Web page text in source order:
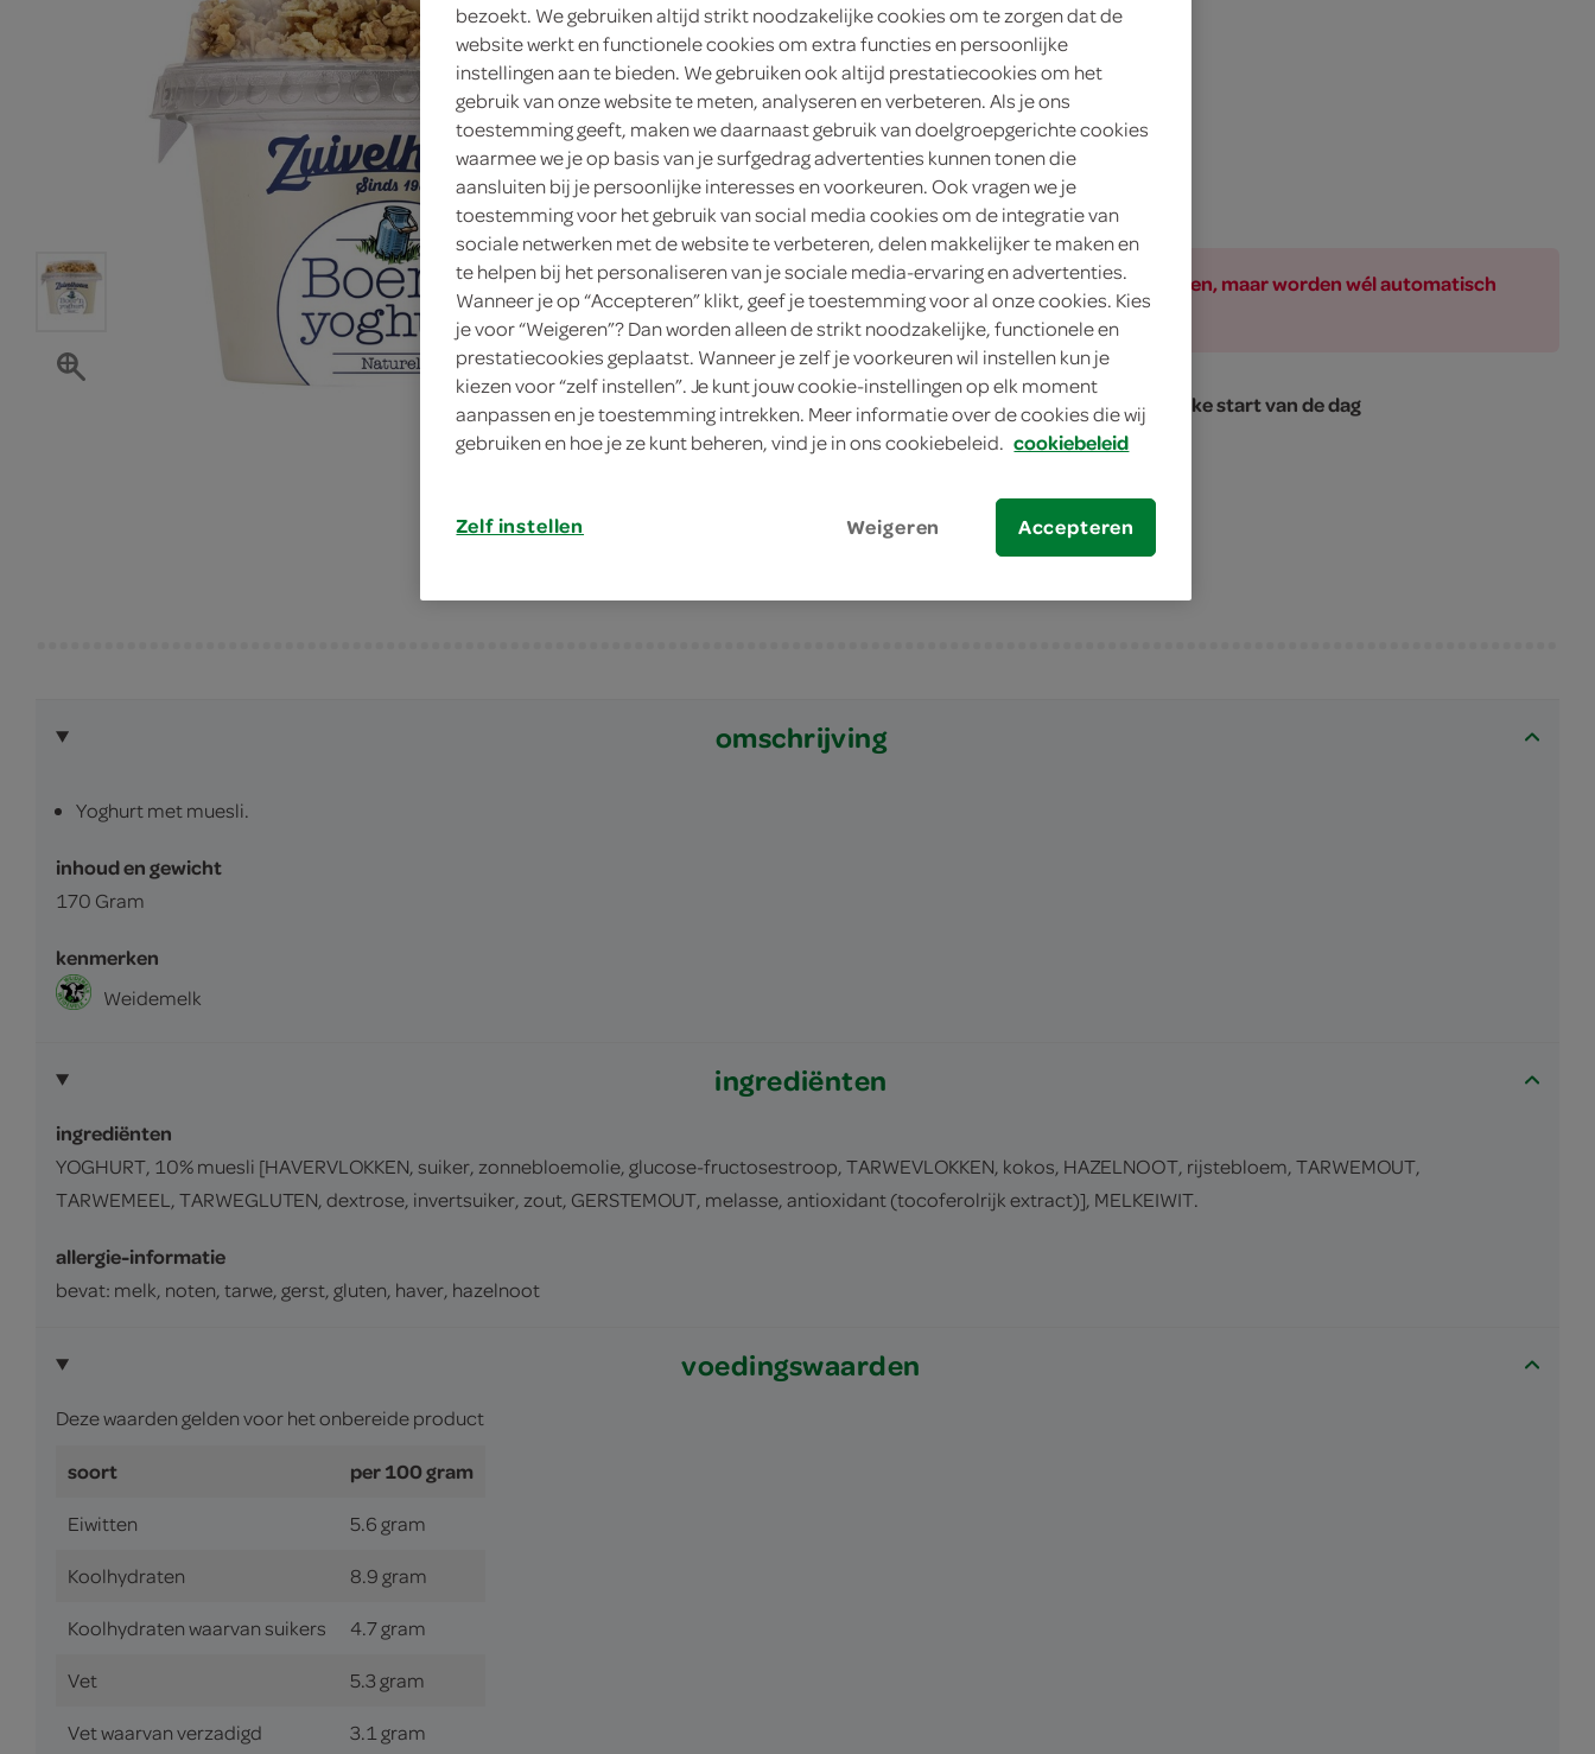
2.
15
170 Gram
in winkelmand
Let op: aanbiedingen zijn niet zichtbaar bij de producten, maar worden wél automatisch
verwerkt in de winkelmand.
combineer zachte yoghurt met muesli voor een makkelijke start van de dag
boer'n yoghurt naturel met muesli
handig voor onderweg
omschrijving
Yoghurt met muesli.
inhoud en gewicht
170 Gram
kenmerken
Weidemelk
ingrediënten
ingrediënten
YOGHURT, 10% muesli [HAVERVLOKKEN, suiker, zonnebloemolie, glucose-fructosestroop, TARWEVLOKKEN, kokos, HAZELNOOT, rijstebloem, TARWEMOUT,
TARWEMEEL, TARWEGLUTEN, dextrose, invertsuiker, zout, GERSTEMOUT, melasse, antioxidant (tocoferolrijk extract)], MELKEIWIT.
allergie-informatie
bevat: melk, noten, tarwe, gerst, gluten, haver, hazelnoot
voedingswaarden
Deze waarden gelden voor het onbereide product
soort per 100 gram
Eiwitten 5.6 gram
Koolhydraten 8.9 gram
Koolhydraten waarvan suikers 4.7 gram
Vet 5.3 gram
Vet waarvan verzadigd 3.1 gram
bezoekt. We gebruiken altijd strikt noodzakelijke cookies om te zorgen dat de
website werkt en functionele cookies om extra functies en persoonlijke
instellingen aan te bieden. We gebruiken ook altijd prestatiecookies om het
gebruik van onze website te meten, analyseren en verbeteren. Als je ons
toestemming geeft, maken we daarnaast gebruik van doelgroepgerichte cookies
waarmee we je op basis van je surfgedrag advertenties kunnen tonen die
aansluiten bij je persoonlijke interesses en voorkeuren. Ook vragen we je
toestemming voor het gebruik van social media cookies om de integratie van
sociale netwerken met de website te verbeteren, delen makkelijker te maken en
te helpen bij het personaliseren van je sociale media-ervaring en advertenties.
Wanneer je op “Accepteren” klikt, geef je toestemming voor al onze cookies. Kies
je voor “Weigeren”? Dan worden alleen de strikt noodzakelijke, functionele en
prestatiecookies geplaatst. Wanneer je zelf je voorkeuren wil instellen kun je
kiezen voor “zelf instellen”. Je kunt jouw cookie-instellingen op elk moment
aanpassen en je toestemming intrekken. Meer informatie over de cookies die wij
gebruiken en hoe je ze kunt beheren, vind je in ons cookiebeleid. cookiebeleid
Zelf instellen Weigeren Accepteren